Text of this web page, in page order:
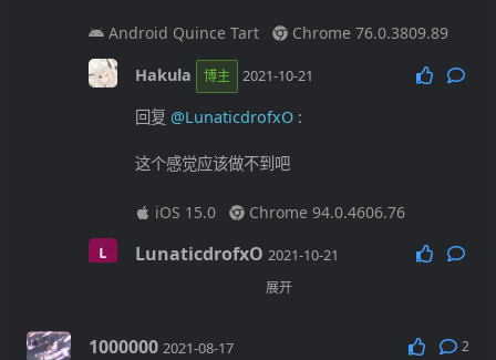
@Unknown239:
Android Quince Tart
Chrome 76.0.3809.89
Hakula
博主 2021-10-21
回复 @LunaticdrofxO:
这个感觉应该做不到吧
iOS 15.0 Chrome 94.0.4606.76
LunaticdrofxO 2021-10-21
好吧，谢谢啦
展开
1000000 2021-08-17 2